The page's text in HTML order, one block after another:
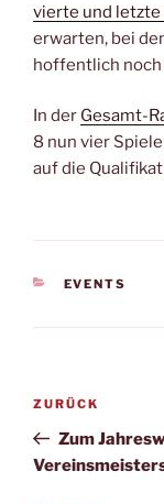
vierte und
erwarten, bei
hoffentlich
In der Gesamt-
8 nun vier
auf die
KATEGORIEN
EVENTS
Vorheriger
Beitrag
ZURÜCK
Zum